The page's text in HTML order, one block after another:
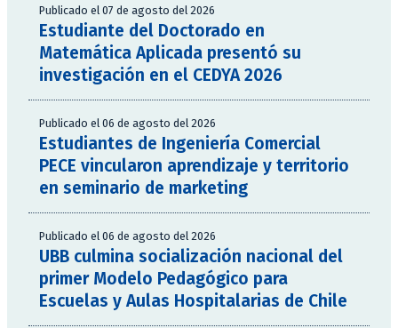
Publicado el 07 de agosto del 2026
Estudiante del Doctorado en
Matemática Aplicada presentó su
investigación en el CEDYA 2026
Publicado el 06 de agosto del 2026
Estudiantes de Ingeniería Comercial
PECE vincularon aprendizaje y territorio
en seminario de marketing
Publicado el 06 de agosto del 2026
UBB culmina socialización nacional del
primer Modelo Pedagógico para
Escuelas y Aulas Hospitalarias de Chile